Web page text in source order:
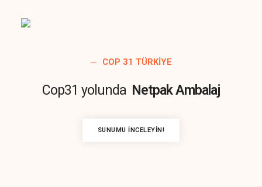
COP 31 TÜRKIYE
Cop31 yolunda Netpak Ambalaj
SUNUMU İNCELEYIN!